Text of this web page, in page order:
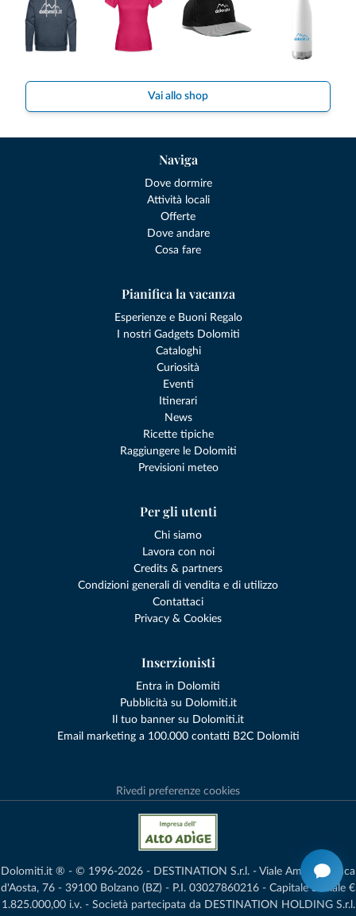
Vai allo shop
Naviga
Dove dormire
Attività locali
Offerte
Dove andare
Cosa fare
Pianifica la vacanza
Esperienze e Buoni Regalo
I nostri Gadgets Dolomiti
Cataloghi
Curiosità
Eventi
Itinerari
News
Ricette tipiche
Raggiungere le Dolomiti
Previsioni meteo
Per gli utenti
Chi siamo
Lavora con noi
Credits & partners
Condizioni generali di vendita e di utilizzo
Contattaci
Privacy & Cookies
Inserzionisti
Entra in Dolomiti
Pubblicità su Dolomiti.it
Il tuo banner su Dolomiti.it
Email marketing a 100.000 contatti B2C Dolomiti
Rivedi preferenze cookies
Dolomiti.it ® - © 1996-2026 - DESTINATION S.r.l. - Viale Amedeo Duca
d'Aosta, 76 - 39100 Bolzano (BZ) - P.I. 03027860216 - Capitale Sociale €
1.825.000,00 i.v. - Società partecipata da DESTINATION HOLDING S.r.l.